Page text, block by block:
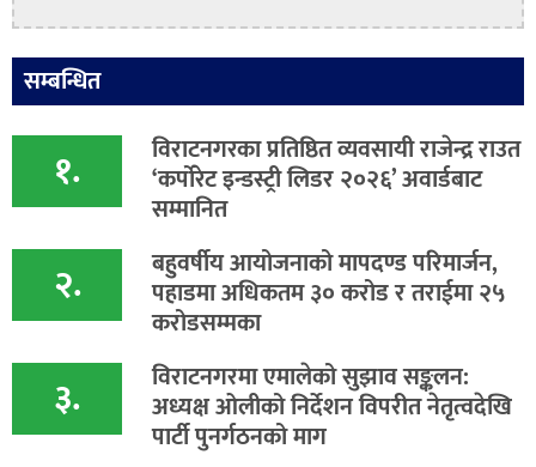
सम्बन्धित
१. विराटनगरका प्रतिष्ठित व्यवसायी राजेन्द्र राउत
‘कर्पोरेट इन्डस्ट्री लिडर २०२६’ अवार्डबाट
सम्मानित
२. बहुवर्षीय आयोजनाको मापदण्ड परिमार्जन,
पहाडमा अधिकतम ३० करोड र तराईमा २५
करोडसम्मका
३. विराटनगरमा एमालेको सुझाव सङ्कलन:
अध्यक्ष ओलीको निर्देशन विपरीत नेतृत्वदेखि
पार्टी पुनर्गठनको माग